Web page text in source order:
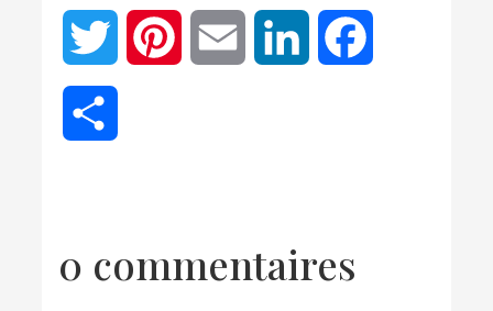
Twitter Pinterest Email LinkedIn
0 commentaires